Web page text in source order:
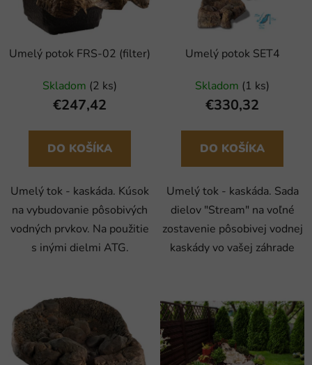
Umelý potok FRS-02 (filter)
Skladom (2 ks)
€247,42
DO KOŠÍKA
Umelý tok - kaskáda. Kúsok
na vybudovanie pôsobivých
vodných prvkov. Na použitie
s inými dielmi ATG.
Umelý potok SET4
Skladom (1 ks)
€330,32
DO KOŠÍKA
Umelý tok - kaskáda. Sada
dielov "Stream" na voľné
zostavenie pôsobivej vodnej
kaskády vo vašej záhrade